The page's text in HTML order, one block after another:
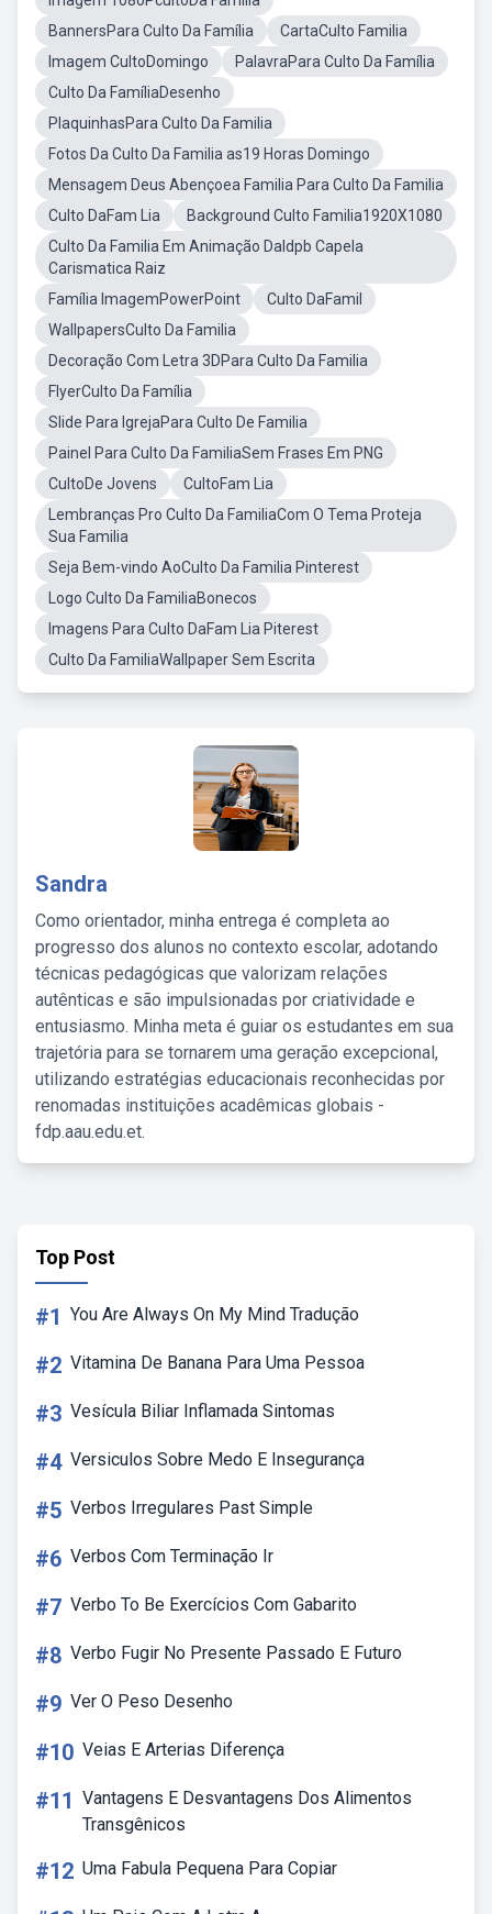
BannersPara Culto Da Família
CartaCulto Familia
Imagem CultoDomingo
PalavraPara Culto Da Família
Culto Da FamíliaDesenho
PlaquinhasPara Culto Da Familia
Fotos Da Culto Da Familia as19 Horas Domingo
Mensagem Deus Abençoea Familia Para Culto Da Familia
Culto DaFam Lia
Background Culto Familia1920X1080
Culto Da Familia Em Animação DaIdpb Capela
Carismatica Raiz
Família ImagemPowerPoint
Culto DaFamil
WallpapersCulto Da Familia
Decoração Com Letra 3DPara Culto Da Familia
FlyerCulto Da Família
Slide Para IgrejaPara Culto De Familia
Painel Para Culto Da FamiliaSem Frases Em PNG
CultoDe Jovens
CultoFam Lia
Lembranças Pro Culto Da FamiliaCom O Tema Proteja
Sua Familia
Seja Bem-vindo AoCulto Da Familia Pinterest
Logo Culto Da FamiliaBonecos
Imagens Para Culto DaFam Lia Piterest
Culto Da FamiliaWallpaper Sem Escrita
Sandra
Como orientador, minha entrega é completa ao
progresso dos alunos no contexto escolar, adotando
técnicas pedagógicas que valorizam relações
autênticas e são impulsionadas por criatividade e
entusiasmo. Minha meta é guiar os estudantes em sua
trajetória para se tornarem uma geração excepcional,
utilizando estratégias educacionais reconhecidas por
renomadas instituições acadêmicas globais -
fdp.aau.edu.et.
Top Post
#1 You Are Always On My Mind Tradução
#2 Vitamina De Banana Para Uma Pessoa
#3 Vesícula Biliar Inflamada Sintomas
#4 Versiculos Sobre Medo E Insegurança
#5 Verbos Irregulares Past Simple
#6 Verbos Com Terminação Ir
#7 Verbo To Be Exercícios Com Gabarito
#8 Verbo Fugir No Presente Passado E Futuro
#9 Ver O Peso Desenho
#10 Veias E Arterias Diferença
#11 Vantagens E Desvantagens Dos Alimentos
Transgênicos
#12 Uma Fabula Pequena Para Copiar